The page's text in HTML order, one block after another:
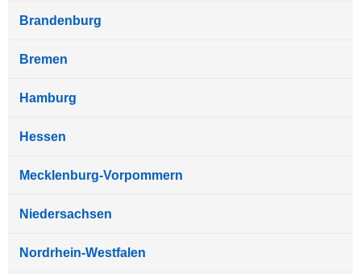
Brandenburg
Bremen
Hamburg
Hessen
Mecklenburg-Vorpommern
Niedersachsen
Nordrhein-Westfalen